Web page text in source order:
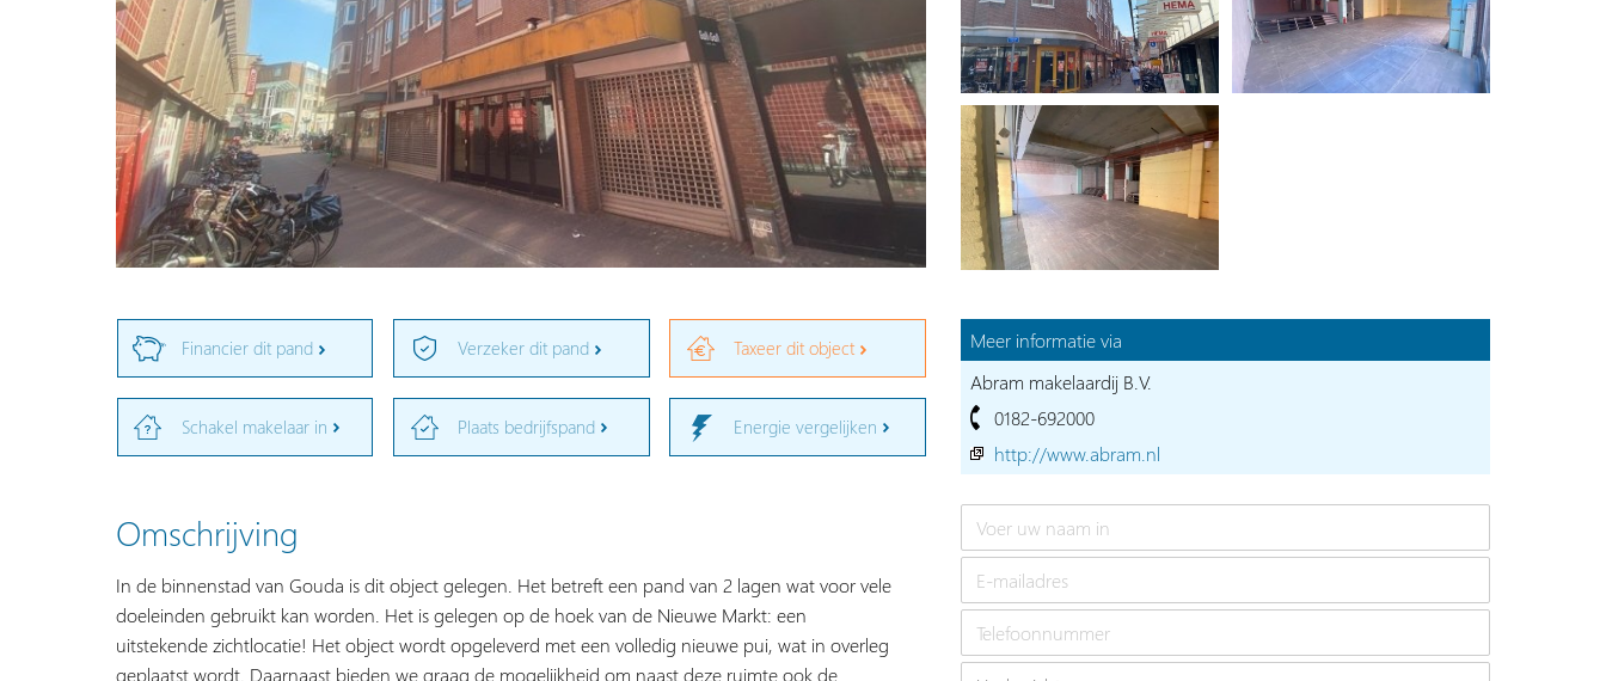
Financier dit pand Verzeker dit pand Taxeer dit object
Schakel makelaar in Plaats bedrijfspand Energie vergelijken
Omschrijving
In de binnenstad van Gouda is dit object gelegen. Het betreft een pand van 2 lagen wat voor vele
doeleinden gebruikt kan worden. Het is gelegen op de hoek van de Nieuwe Markt: een
uitstekende zichtlocatie! Het object wordt opgeleverd met een volledig nieuwe pui, wat in overleg
geplaatst wordt. Daarnaast bieden we graag de mogelijkheid om naast deze ruimte ook de
Meer informatie via
Abram makelaardij B.V.
0182-692000
http://www.abram.nl